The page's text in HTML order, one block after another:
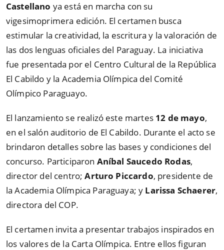
Castellano ya está en marcha con su
vigesimoprimera edición. El certamen busca
estimular la creatividad, la escritura y la valoración de
las dos lenguas oficiales del Paraguay. La iniciativa
fue presentada por el Centro Cultural de la República
El Cabildo y la Academia Olímpica del Comité
Olímpico Paraguayo.
El lanzamiento se realizó este martes 12 de mayo,
en el salón auditorio de El Cabildo. Durante el acto se
brindaron detalles sobre las bases y condiciones del
concurso. Participaron Aníbal Saucedo Rodas,
director del centro;Arturo Piccardo, presidente de
la Academia Olímpica Paraguaya; y Larissa Schaerer,
directora del COP.
El certamen invita a presentar trabajos inspirados en
los valores de la Carta Olímpica. Entre ellos figuran